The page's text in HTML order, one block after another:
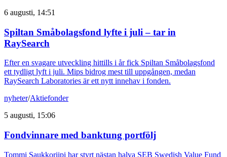
6 augusti, 14:51
Spiltan Småbolagsfond lyfte i juli – tar in
RaySearch
Efter en svagare utveckling hittills i år fick Spiltan Småbolagsfond
ett tydligt lyft i juli. Mips bidrog mest till uppgången, medan
RaySearch Laboratories är ett nytt innehav i fonden.
nyheter/Aktiefonder
5 augusti, 15:06
Fondvinnare med banktung portfölj
Tommi Saukkoriipi har styrt nästan halva SEB Swedish Value Fund